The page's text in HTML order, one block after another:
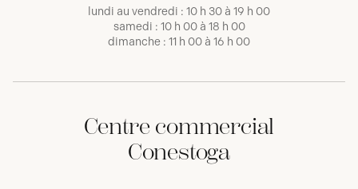
lundi au vendredi : 10 h 30 à 19 h 00
samedi : 10 h 00 à 18 h 00
dimanche : 11 h 00 à 16 h 00
Centre commercial
Conestoga